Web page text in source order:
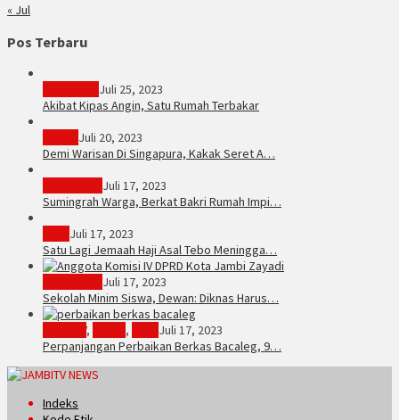
« Jul
Pos Terbaru
Juli 25, 2023
Akibat Kipas Angin, Satu Rumah Terbakar
Juli 20, 2023
Demi Warisan Di Singapura, Kakak Seret A…
Juli 17, 2023
Sumingrah Warga, Berkat Bakri Rumah Impi…
Juli 17, 2023
Satu Lagi Jemaah Haji Asal Tebo Meningga…
Juli 17, 2023
Sekolah Minim Siswa, Dewan: Diknas Harus…
, ,
Juli 17, 2023
Perpanjangan Perbaikan Berkas Bacaleg, 9…
Indeks